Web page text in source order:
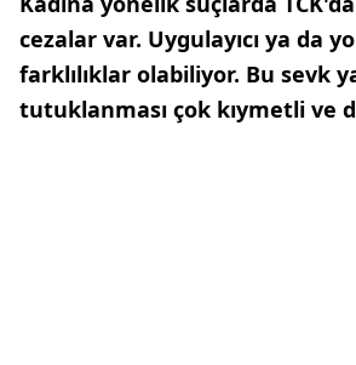
cezalar var. Uygulayıcı ya da
farklılıklar olabiliyor. Bu sevk
tutuklanması çok kıymetli ve